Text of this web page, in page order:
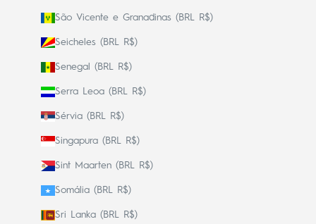
São Vicente e Granadinas (BRL R$)
Seicheles (BRL R$)
Senegal (BRL R$)
Serra Leoa (BRL R$)
Sérvia (BRL R$)
Singapura (BRL R$)
Sint Maarten (BRL R$)
Somália (BRL R$)
Sri Lanka (BRL R$)